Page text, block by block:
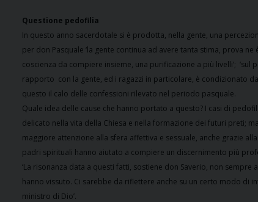
Questione pedofilia
In questo anno sacerdotale si è prodotta, nella gente, una
per don Pasquale ‘la gente continua ad avere tanta stima, prova
coscienza da compiere insieme, una purificazione a più livelli’; ‘sul
rapporto con la gente, ed i ragazzi in particolare, è condizionato
questo il calo delle confessioni rilevato nel periodo pasquale.
Quale idea delle cause che hanno portato a questo? I casi di
delicato nella vita della Chiesa e nella formazione dei futuri preti;
maggiore attenzione alla sfera affettiva e sessuale, anche grazie
padri spirituali hanno aiutato a compiere un discernimento più
‘La risonanza data a questi fatti, sostiene don Saverio, non
hanno vissuto. Ci sarebbe da riflettere anche su un certo modo di
ministro di Dio’.